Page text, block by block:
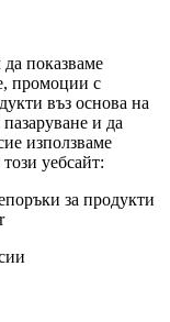
показваме
промоции с
въз основа на
и да
използваме
уебсайт:
за продукти